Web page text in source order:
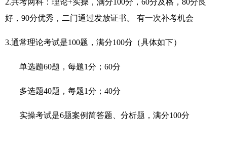
2.共考两科：理论+实操，满分100分，60分及格，80分良
好，90分优秀，二门通过发放证书。 有一次补考机会
3.通常理论考试是100题，满分100分（具体如下）
单选题60题，每题1分；60分
多选题40题，每题1分；40分
实操考试是6题案例简答题、分析题，满分100分